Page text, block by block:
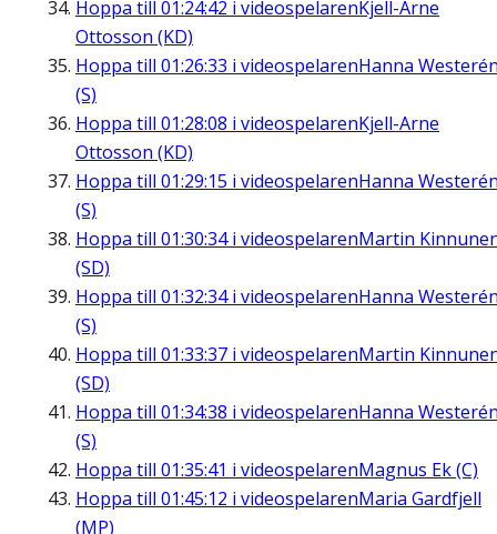
Hoppa till 01:24:42 i videospelarenKjell-Arne
Ottosson (KD)
Hoppa till 01:26:33 i videospelarenHanna
(S)
Hoppa till 01:28:08 i videospelarenKjell-Arne
Ottosson (KD)
Hoppa till 01:29:15 i videospelarenHanna
(S)
Hoppa till 01:30:34i videospelarenMartin
(SD)
Hoppa till 01:32:34i videospelarenHanna
(S)
Hoppa till 01:33:37 i videospelarenMartin
(SD)
Hoppa till 01:34:38 i videospelarenHanna
(S)
Hoppa till 01:35:41 i videospelarenMagnus Ek (C)
Hoppa till 01:45:12 i videospelarenMaria Gardfjell
(MP)